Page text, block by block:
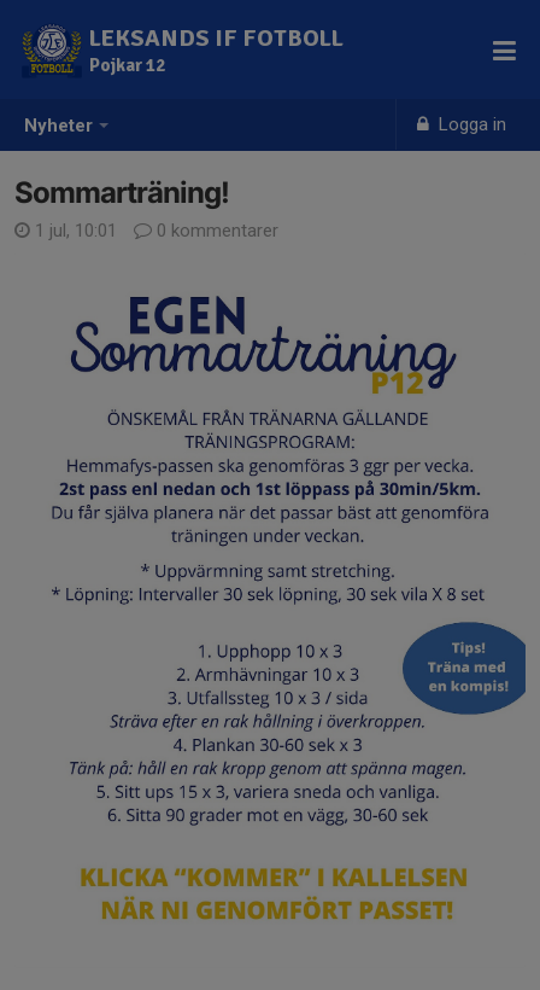
Nyheter Logga in
LEKSANDS IF FOTBOLL
Pojkar 12
Sommarträning!
1 jul, 10:01 0 kommentarer